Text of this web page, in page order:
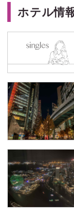
ホテル情